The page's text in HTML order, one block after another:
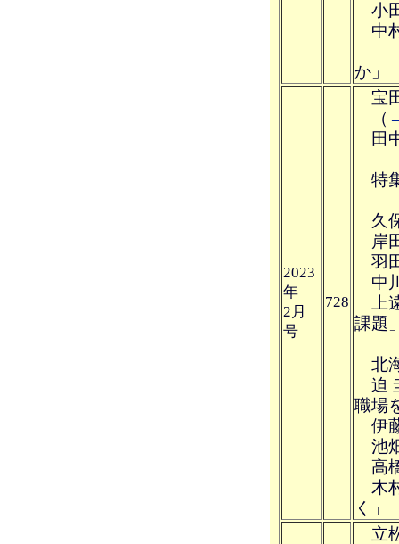
小
中
か」
2023
年
2月
号
728
宝
（
田
特
久
岸
羽
中
上
課題
北
迫
職場
伊
池
高
木
く」
立